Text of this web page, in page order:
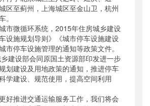
区至蓟州，上海城区至金山卫，杭州
。
微循环系统，2015年住房城乡建设
设施规划导则》《城市停车设施建设
市停车设施管理的通知等政策文件。
建设部会同原国土资源部印发进一步
划建设及用地政策的通知，推进停车
学建设、规范使用，提高空间利用
推进交通运输服务工作，我们将会